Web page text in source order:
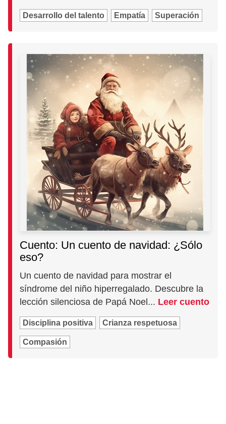
Desarrollo del talento Empatía Superación
Cuento: Un cuento de navidad: ¿Sólo
eso?
Un cuento de navidad para mostrar el
síndrome del niño hiperregalado. Descubre la
lección silenciosa de Papá Noel... Leer cuento
Disciplina positiva Crianza respetuosa
Compasión